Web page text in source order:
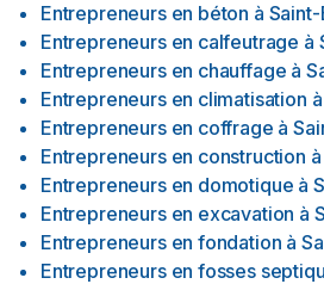
Entrepreneurs en béton à
Entrepreneurs en calfeutrage à
Entrepreneurs en chauffage à
Entrepreneurs en climatisation à
Entrepreneurs en coffrage à
Entrepreneurs en construction à
Entrepreneurs en domotique à
Entrepreneurs en excavation à
Entrepreneurs en fondation à
Entrepreneurs en fosses